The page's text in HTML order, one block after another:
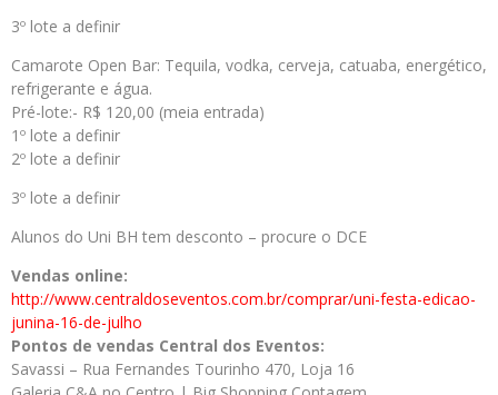
3º lote a definir
Camarote Open Bar: Tequila, vodka, cerveja, catuaba, energético,
refrigerante e água.
Pré-lote:- R$ 120,00 (meia entrada)
1º lote a definir
2º lote a definir
3º lote a definir
Alunos do Uni BH tem desconto – procure o DCE
Vendas online:
http://www.centraldoseventos.com.br/comprar/uni-festa-edicao-
junina-16-de-julho
Pontos de vendas Central dos Eventos:
Savassi – Rua Fernandes Tourinho 470, Loja 16